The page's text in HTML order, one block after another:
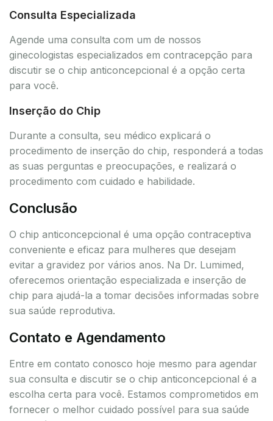
Consulta Especializada
Agende uma consulta com um de nossos
ginecologistas especializados em contracepção para
discutir se o chip anticoncepcional é a opção certa
para você.
Inserção do Chip
Durante a consulta, seu médico explicará o
procedimento de inserção do chip, responderá a todas
as suas perguntas e preocupações, e realizará o
procedimento com cuidado e habilidade.
Conclusão
O chip anticoncepcional é uma opção contraceptiva
conveniente e eficaz para mulheres que desejam
evitar a gravidez por vários anos. Na Dr. Lumimed,
oferecemos orientação especializada e inserção de
chip para ajudá-la a tomar decisões informadas sobre
sua saúde reprodutiva.
Contato e Agendamento
Entre em contato conosco hoje mesmo para agendar
sua consulta e discutir se o chip anticoncepcional é a
escolha certa para você. Estamos comprometidos em
fornecer o melhor cuidado possível para sua saúde